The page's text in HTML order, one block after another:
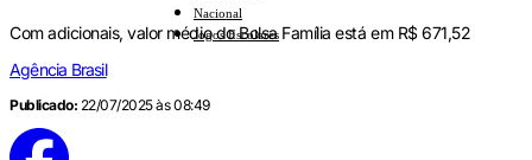
Nacional
Jogos Escolares
Com adicionais, valor médio do Bolsa Família está em R$ 671,52
Agência Brasil
Publicado: 22/07/2025 às 08:49